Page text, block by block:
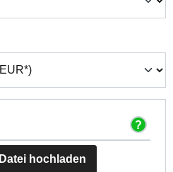
Datei hochladen